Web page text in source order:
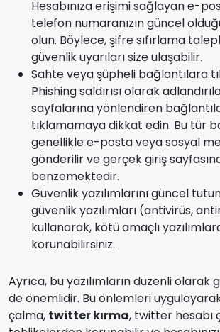
Hesabınıza erişimi sağlayan e-
telefon numaranızın güncel
olun. Böylece, şifre sıfırlama
güvenlik uyarıları size ulaşabilir.
Sahte veya şüpheli bağlantılara
Phishing saldırısı olarak
sayfalarına yönlendiren
tıklamamaya dikkat edin. Bu tür
genellikle e-posta veya sosyal
gönderilir ve gerçek giriş
benzemektedir.
Güvenlik yazılımlarını güncel
güvenlik yazılımları (antivirüs,
kullanarak, kötü amaçlı
korunabilirsiniz.
Ayrıca, bu yazılımların düzenli olarak
de önemlidir. Bu önlemleri
çalma, twitter kırma, twitter hesabı